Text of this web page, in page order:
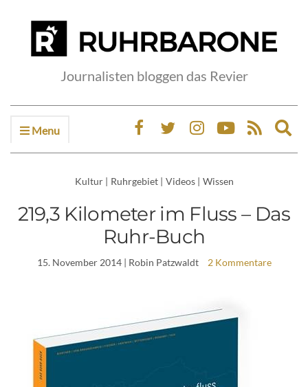
Journalisten bloggen das Revier
Menu
Kultur | Ruhrgebiet | Videos | Wissen
219,3 Kilometer im Fluss – Das
Ruhr-Buch
15. November 2014| Robin Patzwaldt 2 Kommentare